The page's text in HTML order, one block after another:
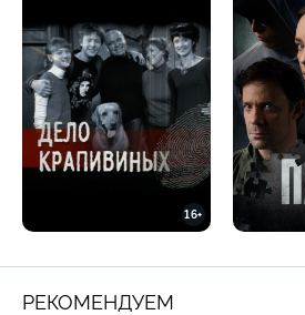
16+
РЕКОМЕНДУЕМ